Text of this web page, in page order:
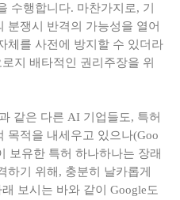
수행합니다. 마찬가지로, 기
분쟁시 반격의 가능성을 열어
체를 사전에 방지할 수 있더라
지 배타적인 권리주장을 위
과 같은 다른 AI 기업들도, 특허
목적을 내세우고 있으나(Goo
보유한 특허 하나하나는 장래
하기 위해, 충분히 날카롭게
보시는 바와 같이 Google도